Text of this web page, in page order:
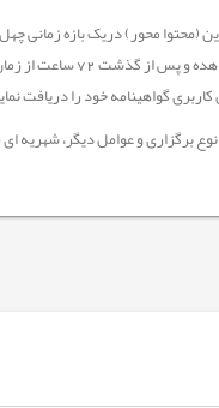
گواهینامه خود را دریافت
برگزاری و عوامل دیگر، شهریه ای